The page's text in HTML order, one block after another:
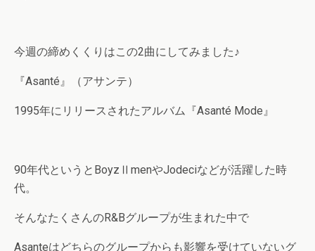
今週の締めくくりはこの2曲にしてみました♪
『Asanté』（アサンテ）
1995年にリリースされたアルバム『Asanté Mode』
90年代というとBoyzⅡmenやJodeciなどが活躍した時
代。
そんなたくさんのR&Bグループが生まれた中で
Asanteはどちらのグループからも影響を受けていないグ